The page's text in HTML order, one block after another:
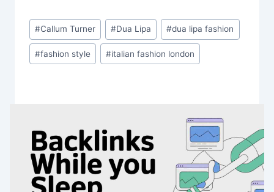
Post
Tags:
#Callum Turner #Dua Lipa #dua lipa fashion
#fashion style #italian fashion london